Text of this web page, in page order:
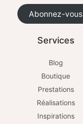
Abonnez-vous
Services
Blog
Boutique
Prestations
Réalisations
Inspirations